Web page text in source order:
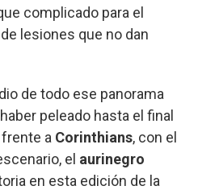
complicado para el
lesiones que no dan
de todo ese panorama
peleado hasta el final
a Corinthians, con el
el aurinegro
en esta edición de la